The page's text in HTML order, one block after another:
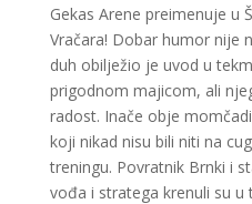
Gekas Arene preimenuje u
Vračara! Dobar humor nije
duh obilježio je uvod u
prigodnom majicom, ali
radost. Inače obje
koji nikad nisu bili niti na
treningu. Povratnik Brnki i
vođa i stratega krenuli su u